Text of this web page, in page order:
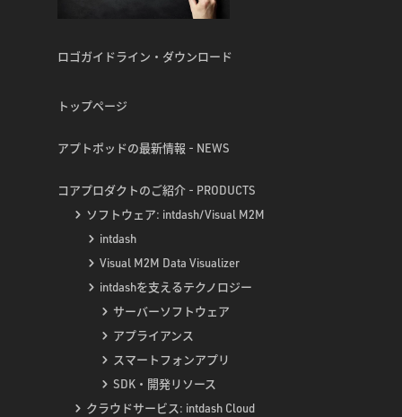
ロゴガイドライン・ダウンロード
トップページ
アプトポッドの最新情報 - NEWS
コアプロダクトのご紹介 - PRODUCTS
ソフトウェア: intdash/Visual M2M
intdash
Visual M2M Data Visualizer
intdashを支えるテクノロジー
サーバーソフトウェア
アプライアンス
スマートフォンアプリ
SDK・開発リソース
クラウドサービス: intdash Cloud